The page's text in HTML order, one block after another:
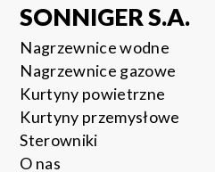
SONNIGER S.A.
Nagrzewnice wodne
Nagrzewnice gazowe
Kurtyny powietrzne
Kurtyny przemysłowe
Sterowniki
O nas